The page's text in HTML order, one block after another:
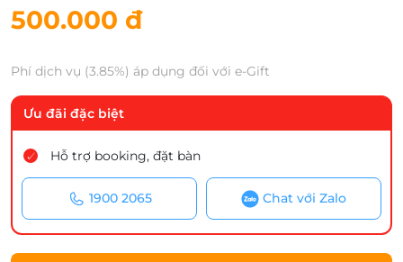
500.000 đ
Phí dịch vụ (3.85%) áp dụng đối với e-Gift
Ưu đãi đặc biệt
Hỗ trợ booking, đặt bàn
1900 2065 Chat với Zalo